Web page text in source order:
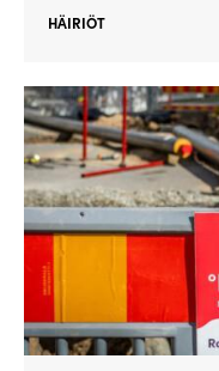
HÄIRIÖT